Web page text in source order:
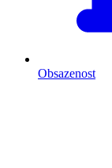
Obsazenost